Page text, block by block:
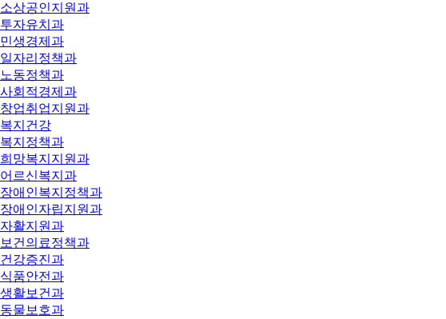
소상공인지원과
투자유치과
민생경제과
일자리정책과
노동정책과
사회적경제과
창업취업지원과
복지건강
복지정책과
희망복지지원과
어르신복지과
장애인복지정책과
장애인자립지원과
자활지원과
보건의료정책과
건강증진과
식품안전과
생활보건과
동물보호과